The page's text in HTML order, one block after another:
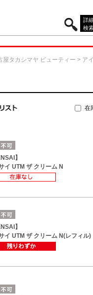
詳
検
屋タカシマヤ ビューティー > ア
在
】
イ UTM ザ クリーム N
】
イ UTM ザ クリーム N(レフィル)